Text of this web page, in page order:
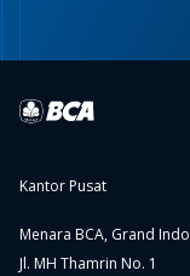
Kantor Pusat
Menara BCA, Grand
Jl. MH Thamrin No. 1